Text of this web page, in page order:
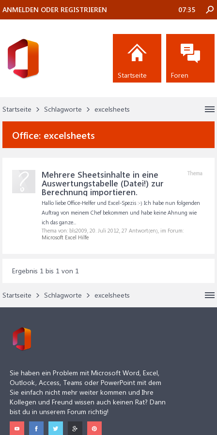
Startseite Schlagworte excelsheets
Office: excelsheets
Thema
Mehrere Sheetsinhalte in eine
Auswertungstabelle (Datei!) zur
Berechnung importieren.
Hallo liebe Office-Helfer und Excel-Spezis :-) Ich habe nun folgenden
Auftrag von meinem Chef bekommen und habe keine Ahnung wie
ich das ganze...
Thema von: bls2009, 20. Juli 2012, 27 Antwort(en), im Forum:
Microsoft Excel Hilfe
Ergebnis 1 bis 1 von 1
Startseite Schlagworte excelsheets
ANMELDEN ODER REGISTRIEREN 07:35
Startseite Foren
Sie haben ein Problem mit Microsoft Word, Excel,
Outlook, Access, Teams oder PowerPoint mit dem
Sie einfach nicht mehr weiter kommen und Ihre
Kollegen und Freund wissen auch keinen Rat? Dann
bist du in unserem Forum richtig!